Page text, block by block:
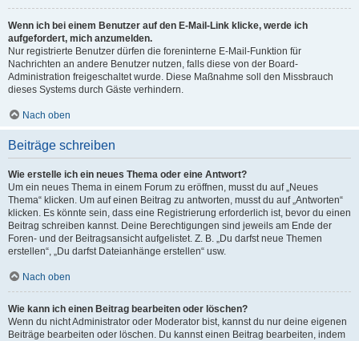
Wenn ich bei einem Benutzer auf den E-Mail-Link klicke, werde ich
aufgefordert, mich anzumelden.
Nur registrierte Benutzer dürfen die foreninterne E-Mail-Funktion für
Nachrichten an andere Benutzer nutzen, falls diese von der Board-
Administration freigeschaltet wurde. Diese Maßnahme soll den Missbrauch
dieses Systems durch Gäste verhindern.
Nach oben
Beiträge schreiben
Wie erstelle ich ein neues Thema oder eine Antwort?
Um ein neues Thema in einem Forum zu eröffnen, musst du auf „Neues
Thema“ klicken. Um auf einen Beitrag zu antworten, musst du auf „Antworten“
klicken. Es könnte sein, dass eine Registrierung erforderlich ist, bevor du einen
Beitrag schreiben kannst. Deine Berechtigungen sind jeweils am Ende der
Foren- und der Beitragsansicht aufgelistet. Z. B. „Du darfst neue Themen
erstellen“, „Du darfst Dateianhänge erstellen“ usw.
Nach oben
Wie kann ich einen Beitrag bearbeiten oder löschen?
Wenn du nicht Administrator oder Moderator bist, kannst du nur deine eigenen
Beiträge bearbeiten oder löschen. Du kannst einen Beitrag bearbeiten, indem